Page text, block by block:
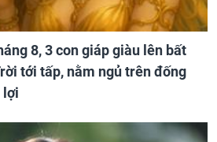
8, 3 con giáp giàu lên bất
tới tấp, nằm ngủ trên đống
lợi